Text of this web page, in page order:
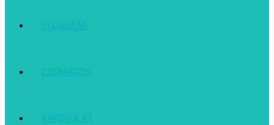
TUDÁSTÁR
CSOMAGOK
KAPCSOLAT